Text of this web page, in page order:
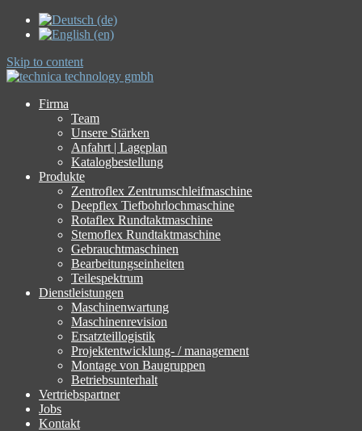
Skip to content
Firma
Team
Unsere Stärken
Anfahrt | Lageplan
Katalogbestellung
Produkte
Zentroflex Zentrumschleifmaschine
Deepflex Tiefbohrlochmaschine
Rotaflex Rundtaktmaschine
Stemoflex Rundtaktmaschine
Gebrauchtmaschinen
Bearbeitungseinheiten
Teilespektrum
Dienstleistungen
Maschinenwartung
Maschinenrevision
Ersatzteillogistik
Projektentwicklung- / management
Montage von Baugruppen
Betriebsunterhalt
Vertriebspartner
Jobs
Kontakt